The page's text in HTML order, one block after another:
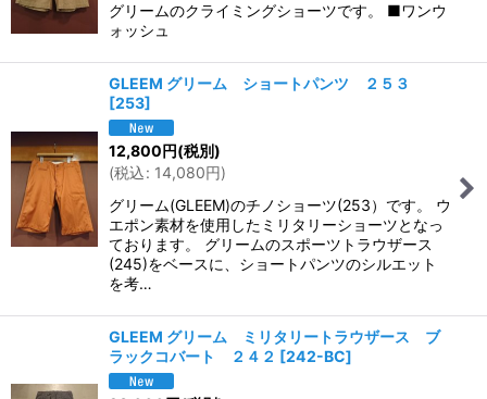
グリームのクライミングショーツです。 ■ワンウ
ォッシュ
GLEEM グリーム ショートパンツ ２５３
[253]
12,800円(税別)
(税込: 14,080円)
グリーム(GLEEM)のチノショーツ(253）です。 ウ
エポン素材を使用したミリタリーショーツとなっ
ております。 グリームのスポーツトラウザース
(245)をベースに、ショートパンツのシルエット
を考…
GLEEM グリーム ミリタリートラウザース ブ
ラックコバート ２４２ [242-BC]